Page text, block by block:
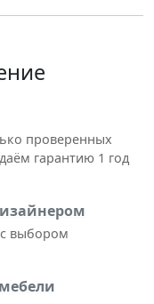
проверенных
гарантию 1 год
выбором